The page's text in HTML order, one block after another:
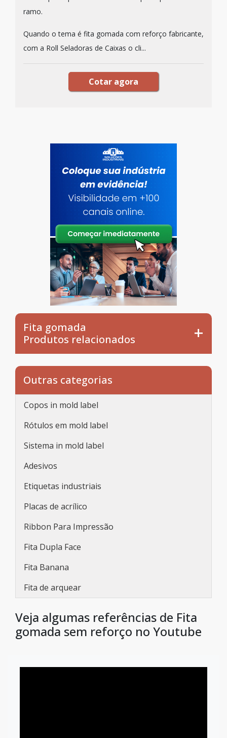
ramo.
Quando o tema é fita gomada com reforço fabricante,
com a Roll Seladoras de Caixas o cli...
Cotar agora
Fita gomada
Produtos relacionados
Outras categorias
Copos in mold label
Rótulos em mold label
Sistema in mold label
Adesivos
Etiquetas industriais
Placas de acrílico
Ribbon Para Impressão
Fita Dupla Face
Fita Banana
Fita de arquear
Veja algumas referências de Fita
gomada sem reforço no Youtube